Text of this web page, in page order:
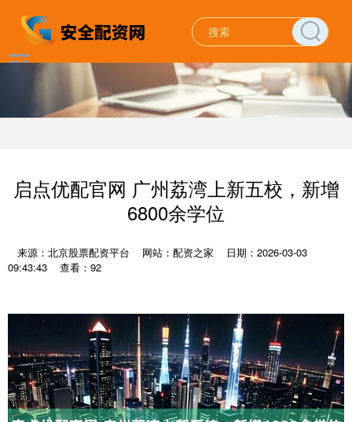
启点优配官网 广州荔湾上新五校，新增
6800余学位
来源：北京股票配资平台 网站：配资之家
日期：2026-03-03
09:43:43
查看：92